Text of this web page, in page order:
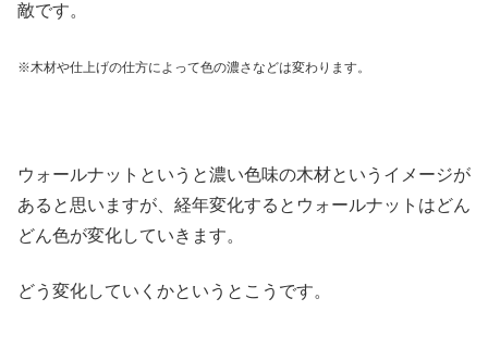
敵です。
※木材や仕上げの仕方によって色の濃さなどは変わります。
ウォールナットというと濃い色味の木材というイメージが
あると思いますが、経年変化するとウォールナットはどん
どん色が変化していきます。
どう変化していくかというとこうです。